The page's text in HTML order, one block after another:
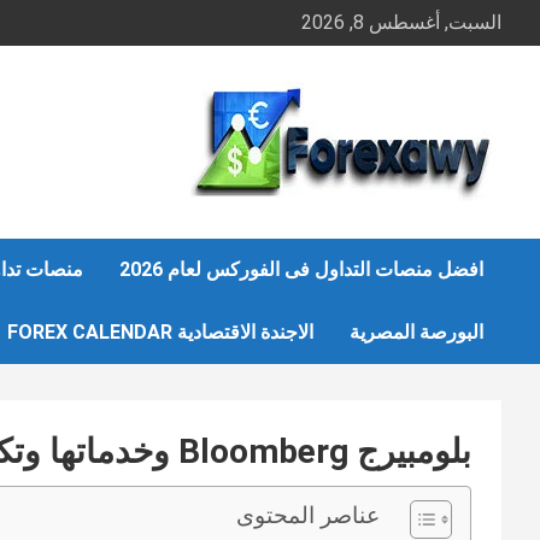
السبت, أغسطس 8, 2026
افضل منصات التداول فى الفوركس لعام 2026 منصات
البورصة المصرية الاجندة الاقتصادية FOREX CALENDAR
بلومبيرج Bloomberg وخدماتها وتكلفة استخدام بلومبيرج تيرمنال
عناصر المحتوى